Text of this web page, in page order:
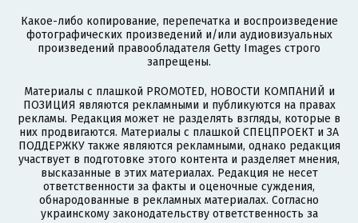
Какое-либо копирование, перепечатка и воспроизведение
фотографических произведений и/или аудиовизуальных
произведений правообладателя Getty Images строго
запрещены.
Материалы с плашкой PROMOTED, НОВОСТИ КОМПАНИЙ и
ПОЗИЦИЯ являются рекламными и публикуются на правах
рекламы. Редакция может не разделять взгляды, которые в
них продвигаются. Материалы с плашкой СПЕЦПРОЕКТ и ЗА
ПОДДЕРЖКУ также являются рекламными, однако редакция
участвует в подготовке этого контента и разделяет мнения,
высказанные в этих материалах. Редакция не несет
ответственности за факты и оценочные суждения,
обнародованные в рекламных материалах. Согласно
украинскому законодательству ответственность за